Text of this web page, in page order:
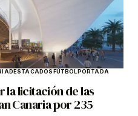
DESTACADOSFÚTBOLPORTADA
la licitación de las
Canaria por 235